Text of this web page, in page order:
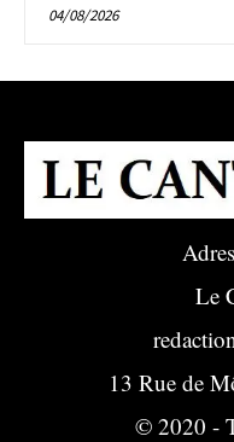
04/08/2026
Le
13 Rue de
© 2020 -